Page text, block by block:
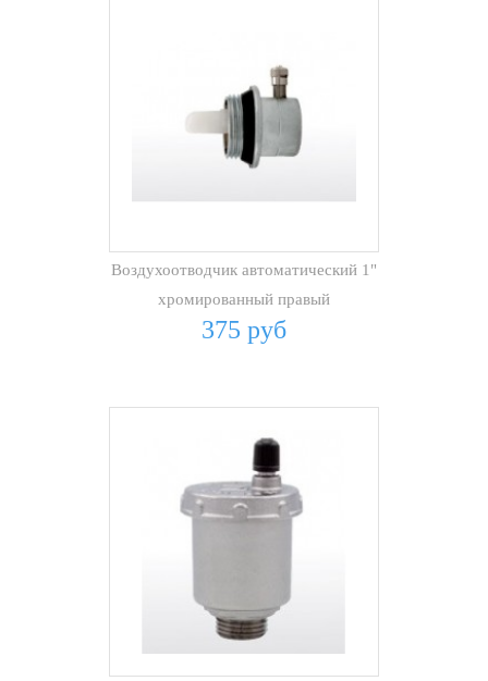
Воздухоотводчик автоматический 1"
хромированный правый
375 руб